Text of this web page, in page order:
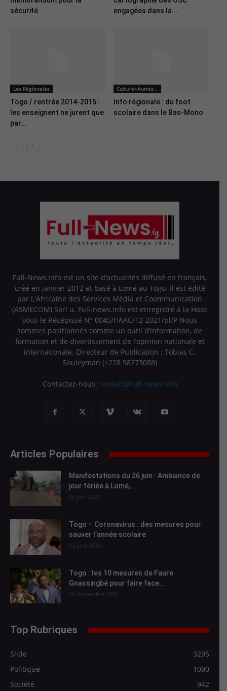
sécurité
engagées dans la...
Les Régionales
Togo / rentrée 2014-2015 :
les enseignent ne jurent que
par...
Culture>Autres...
Info régionale : du foot
scolaire dans le Bas-Mono
Full-News.info est un site d’actualités diffusé en français,
créé en janvier 2012 et basé à Lomé au Togo. Il est édité
par L'Africaine des Services Média et Coommunication
(ASMECOM) Sarl u. Full-news.info est enregistré à la Haac
sous le Récépissé N° 0045/HAAC/12-2021/pl/P Nous
sommes positionnés comme un outil d’information, de
formation et de divertissement de l’opinion nationale et
internationale. Directeur de Publication : Tobias C.
Souleyman (+228 98273088)
Contactez-nous: contact@full-news.info
Articles Populaires
Manifestations du 26 juin : Ambiance de
jour fériée à Lomé,...
26 juin 2025
Togo – Coronavirus : des mesures pour
sauver l’année scolaire
12 avril 2020
Togo : les 10 mesures de Faure
Gnassingbé pour faire face...
16 septembre 2022
Top Rubriques
Slide
3295
Politique
1090
Société
942